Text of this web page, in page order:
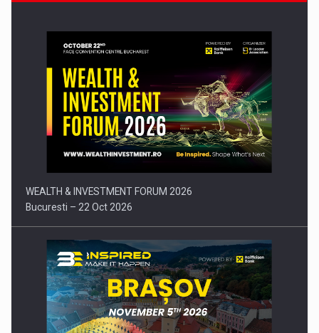
Comunicat de presa: Joburile part-time reincep sa intre pe…
WEALTH & INVESTMENT FORUM 2026
Bucuresti – 22 Oct 2026